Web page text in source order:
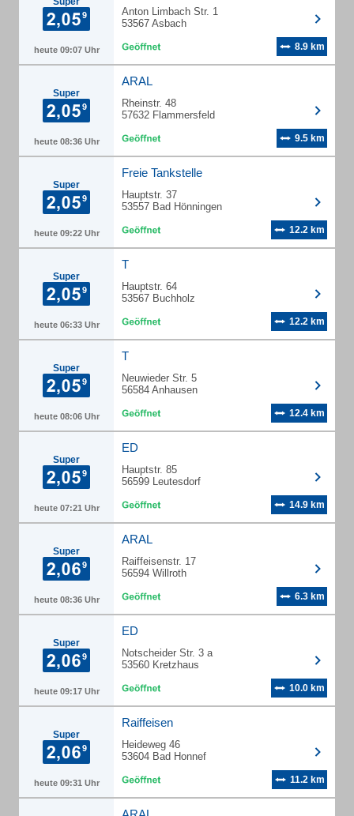
heute 09:07 Uhr
Anton Limbach Str. 1
53567 Asbach
8.9 km
Super
heute 08:36 Uhr
ARAL
Rheinstr. 48
57632 Flammersfeld
9.5 km
Super
heute 09:22 Uhr
Freie Tankstelle
Hauptstr. 37
53557 Bad Hönningen
12.2 km
Super
heute 06:33 Uhr
T
Hauptstr. 64
53567 Buchholz
12.2 km
Super
heute 08:06 Uhr
T
Neuwieder Str. 5
56584 Anhausen
12.4 km
Super
heute 07:21 Uhr
ED
Hauptstr. 85
56599 Leutesdorf
14.9 km
Super
heute 08:36 Uhr
ARAL
Raiffeisenstr. 17
56594 Willroth
6.3 km
Super
heute 09:17 Uhr
ED
Notscheider Str. 3 a
53560 Kretzhaus
10.0 km
Super
heute 09:31 Uhr
Raiffeisen
Heideweg 46
53604 Bad Honnef
11.2 km